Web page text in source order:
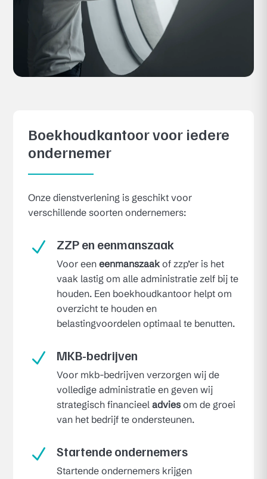
Boekhoudkantoor voor iedere
ondernemer
Onze dienstverlening is geschikt voor
verschillende soorten ondernemers:
N ZZP en eenmanszaak
Voor een eenmanszaakof zzp’er is het
vaak lastig om alle administratie zelf bij te
houden. Een boekhoudkantoor helpt om
overzicht te houden en
belastingvoordelen optimaal te benutten.
N MKB-bedrijven
Voor mkb-bedrijven verzorgen wij de
volledige administratie en geven wij
strategisch financieel adviesom de groei
van het bedrijf te ondersteunen.
N Startende ondernemers
Startende ondernemers krijgen